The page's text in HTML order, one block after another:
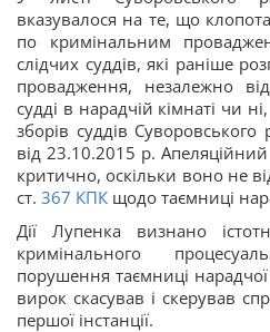
вказувалося на те, що
по кримінальним
слідчих суддів, які раніше
провадження, незалежно
судді в нарадчій кімнаті чи
зборів суддів
від 23.10.2015 р.
критично, оскільки воно не
ст. 367 КПК щодо таємниці
Дії Лупенка визнано
кримінального
порушення таємниці
вирок скасував і скерував
першої інстанції.